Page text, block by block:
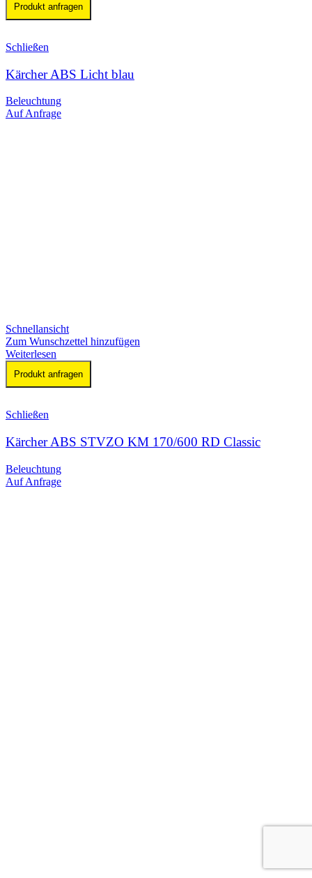
Produkt anfragen
Schließen
Kärcher ABS Licht blau
Beleuchtung
Auf Anfrage
Schnellansicht
Zum Wunschzettel hinzufügen
Weiterlesen
Produkt anfragen
Schließen
Kärcher ABS STVZO KM 170/600 RD Classic
Beleuchtung
Auf Anfrage